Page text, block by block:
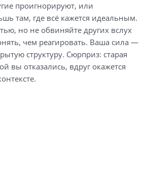
проигнорируют, или
там, где всё кажется идеальным.
но не обвиняйте других вслух
чем реагировать. Ваша сила —
структуру. Сюрприз: старая
вы отказались, вдруг окажется